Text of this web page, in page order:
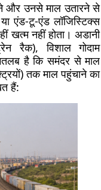
और उनसे माल उतारने से
एंड-टू-एंड लॉजिस्टिक्स
खत्म नहीं होता। अडानी
रैक), विशाल गोदाम
है कि समंदर से माल
तक माल पहुंचाने का
हैं: